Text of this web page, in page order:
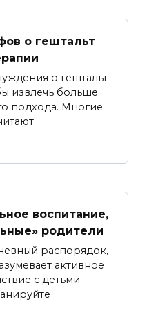
о гештальт
о гештальт
извлечь больше
подхода. Многие
воспитание,
родители
распорядок,
активное
с детьми.